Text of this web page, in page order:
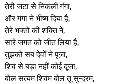
तेरी जटा से निकली गंगा,
और गंगा ने भीष्म दिया है,
तेरे भक्तों की शक्ति ने,
सारे जगत को जीत लिया है,
तुझको सब देवोँ ने पूजा,
शिव से बड़ा नहीं कोई दूजा,
बोल सत्यम शिवम बोल तू सुन्दरम,